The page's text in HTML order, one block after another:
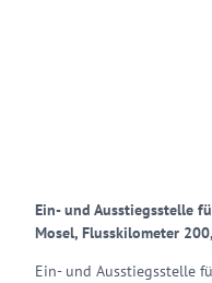
Ein- und Ausstiegsstelle
Mosel, Flusskilometer
Ein- und Ausstiegsstelle